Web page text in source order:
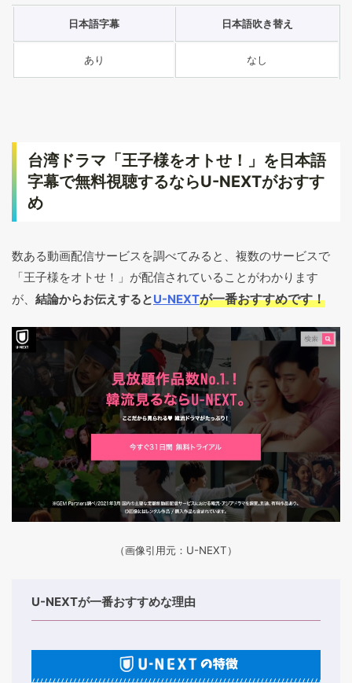
日本語字幕 日本語吹き替え
あり なし
台湾ドラマ「王子様をオトせ！」を日本語
字幕で無料視聴するならU-NEXTがおすす
め
数ある動画配信サービスを調べてみると、複数のサービスで
「王子様をオトせ！」が配信されていることがわかります
が、 結論からお伝えするとU-NEXTが一番おすすめです！
（画像引用元：U-NEXT）
U-NEXTが一番おすすめな理由